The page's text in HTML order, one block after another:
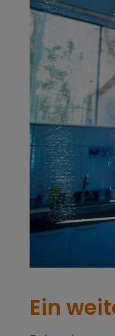
Ein